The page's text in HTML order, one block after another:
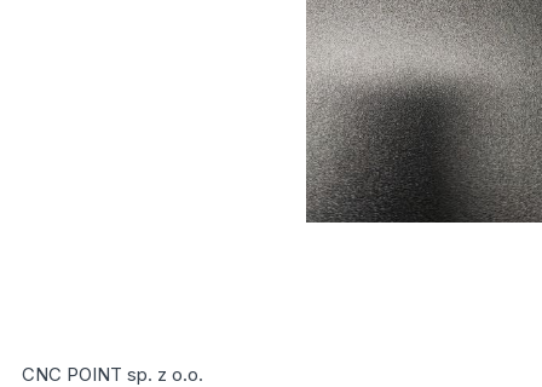
CNC POINT sp. z o.o.